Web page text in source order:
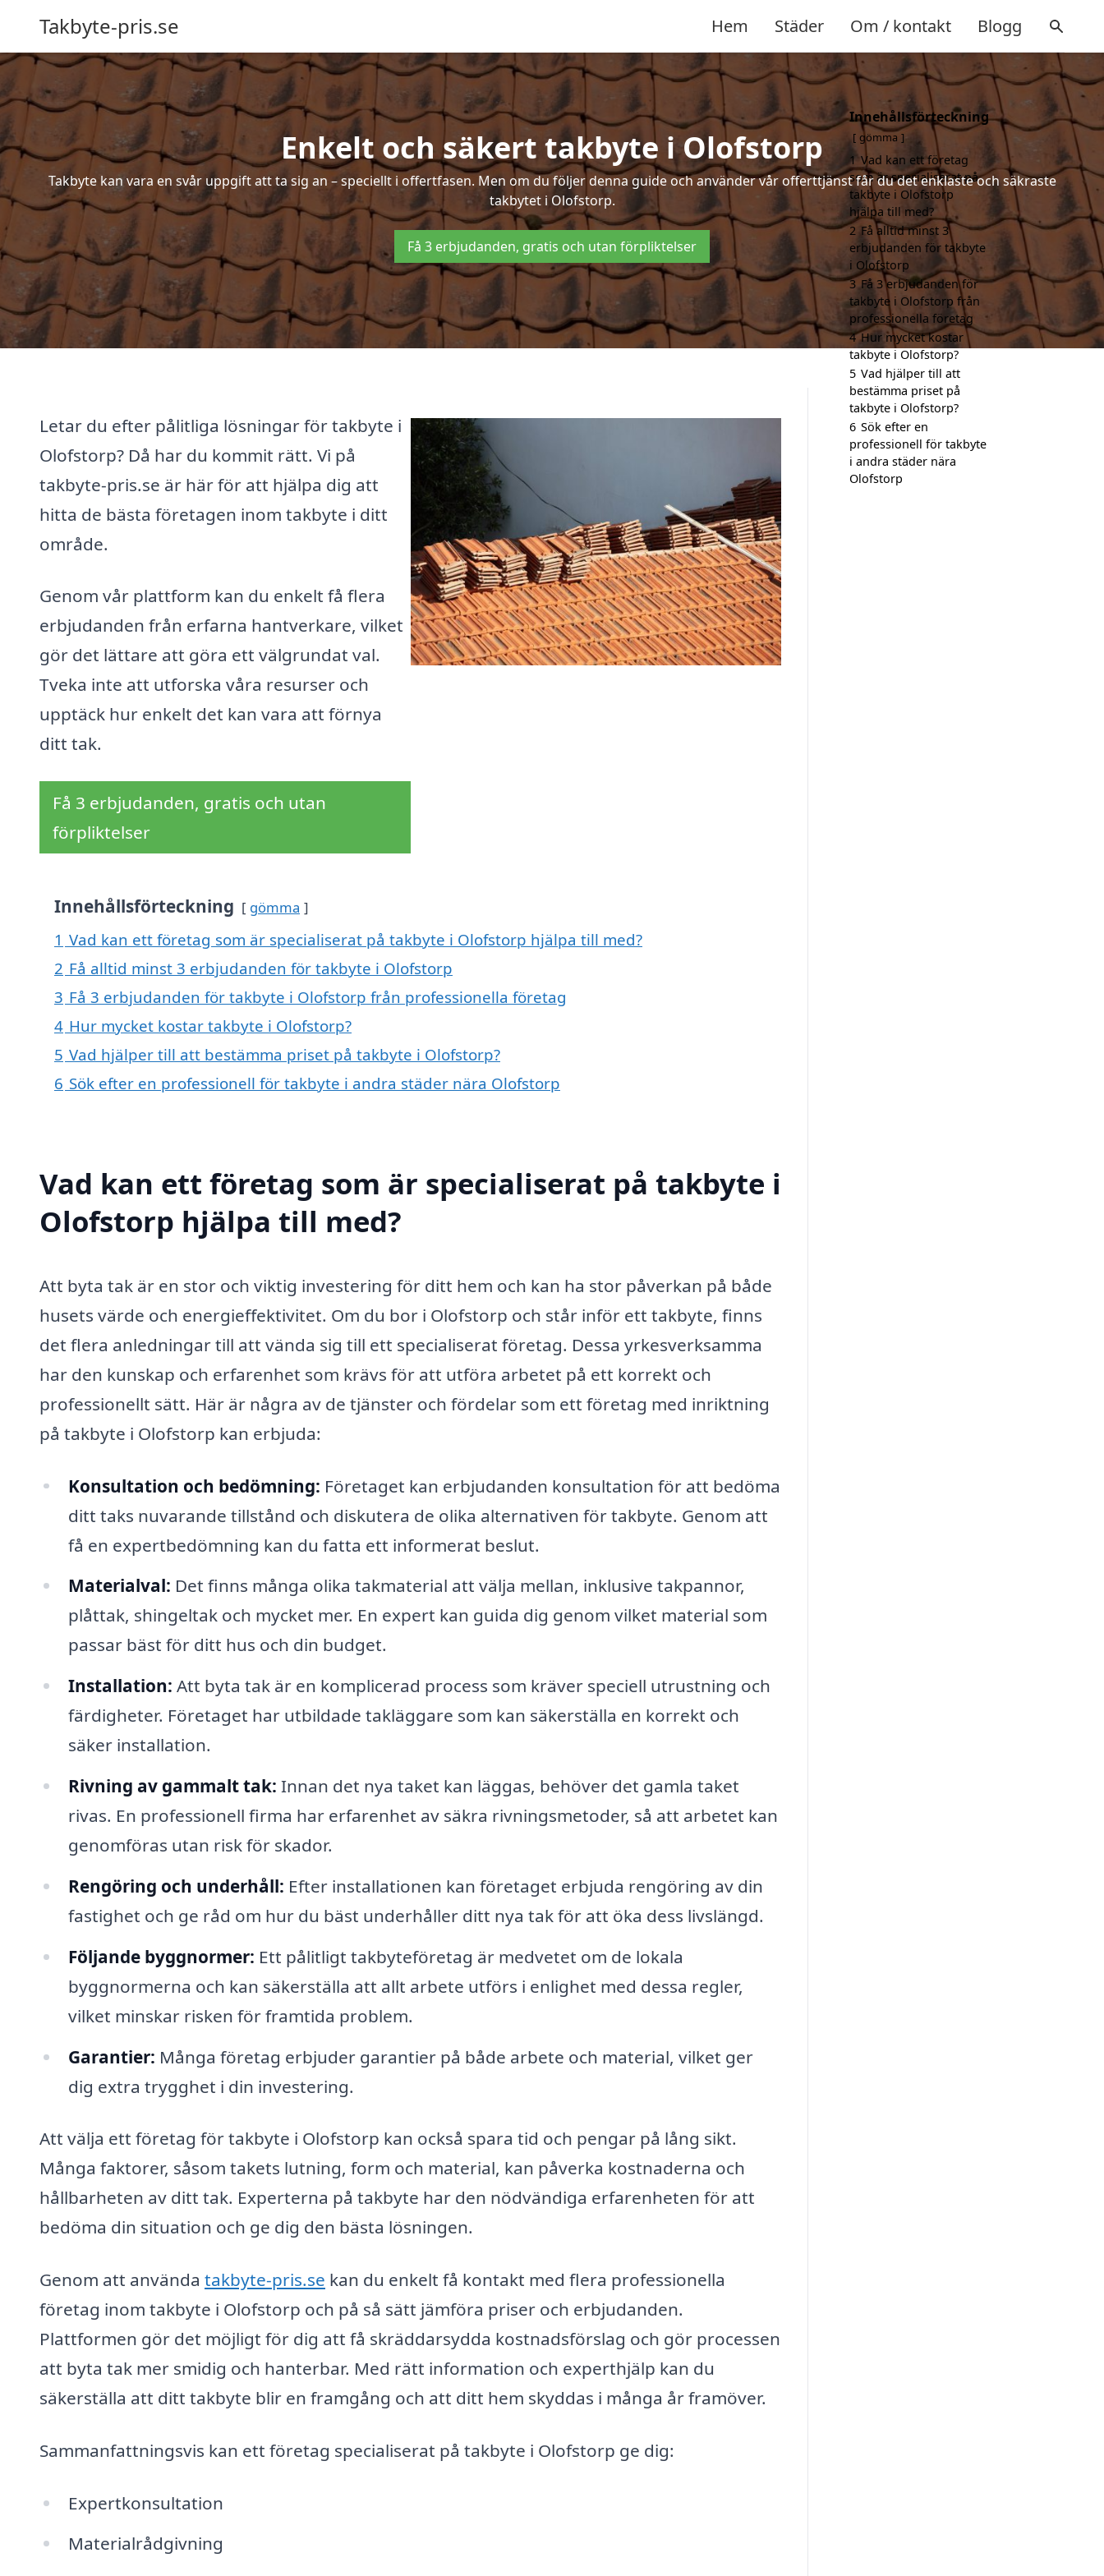
Takbyte-pris.se Hem Städer Om / kontakt Blogg
Enkelt och säkert takbyte i Olofstorp
Takbyte kan vara en svår uppgift att ta sig an – speciellt i offertfasen. Men om du följer denna guide och använder vår offerttjänst får du det enklaste och säkraste
takbytet i Olofstorp.
Få 3 erbjudanden, gratis och utan förpliktelser
Letar du efter pålitliga lösningar för takbyte i
Olofstorp? Då har du kommit rätt. Vi på
takbyte-pris.se är här för att hjälpa dig att
hitta de bästa företagen inom takbyte i ditt
område.
Genom vår plattform kan du enkelt få flera
erbjudanden från erfarna hantverkare, vilket
gör det lättare att göra ett välgrundat val.
Tveka inte att utforska våra resurser och
upptäck hur enkelt det kan vara att förnya
ditt tak.
Få 3 erbjudanden, gratis och utan
förpliktelser
Innehållsförteckning gömma
1 Vad kan ett företag som är specialiserat på takbyte i Olofstorp hjälpa till med?
2 Få alltid minst 3 erbjudanden för takbyte i Olofstorp
3 Få 3 erbjudanden för takbyte i Olofstorp från professionella företag
4 Hur mycket kostar takbyte i Olofstorp?
5 Vad hjälper till att bestämma priset på takbyte i Olofstorp?
6 Sök efter en professionell för takbyte i andra städer nära Olofstorp
Vad kan ett företag som är specialiserat på takbyte i
Olofstorp hjälpa till med?
Att byta tak är en stor och viktig investering för ditt hem och kan ha stor påverkan på både
husets värde och energieffektivitet. Om du bor i Olofstorp och står inför ett takbyte, finns
det flera anledningar till att vända sig till ett specialiserat företag. Dessa yrkesverksamma
har den kunskap och erfarenhet som krävs för att utföra arbetet på ett korrekt och
professionellt sätt. Här är några av de tjänster och fördelar som ett företag med inriktning
på takbyte i Olofstorp kan erbjuda:
Konsultation och bedömning: Företaget kan erbjudanden konsultation för att bedöma
ditt taks nuvarande tillstånd och diskutera de olika alternativen för takbyte. Genom att
få en expertbedömning kan du fatta ett informerat beslut.
Materialval: Det finns många olika takmaterial att välja mellan, inklusive takpannor,
plåttak, shingeltak och mycket mer. En expert kan guida dig genom vilket material som
passar bäst för ditt hus och din budget.
Installation: Att byta tak är en komplicerad process som kräver speciell utrustning och
färdigheter. Företaget har utbildade takläggare som kan säkerställa en korrekt och
säker installation.
Rivning av gammalt tak: Innan det nya taket kan läggas, behöver det gamla taket
rivas. En professionell firma har erfarenhet av säkra rivningsmetoder, så att arbetet kan
genomföras utan risk för skador.
Rengöring och underhåll: Efter installationen kan företaget erbjuda rengöring av din
fastighet och ge råd om hur du bäst underhåller ditt nya tak för att öka dess livslängd.
Följande byggnormer: Ett pålitligt takbyteföretag är medvetet om de lokala
byggnormerna och kan säkerställa att allt arbete utförs i enlighet med dessa regler,
vilket minskar risken för framtida problem.
Garantier: Många företag erbjuder garantier på både arbete och material, vilket ger
dig extra trygghet i din investering.
Att välja ett företag för takbyte i Olofstorp kan också spara tid och pengar på lång sikt.
Många faktorer, såsom takets lutning, form och material, kan påverka kostnaderna och
hållbarheten av ditt tak. Experterna på takbyte har den nödvändiga erfarenheten för att
bedöma din situation och ge dig den bästa lösningen.
Genom att använda takbyte-pris.se kan du enkelt få kontakt med flera professionella
företag inom takbyte i Olofstorp och på så sätt jämföra priser och erbjudanden.
Plattformen gör det möjligt för dig att få skräddarsydda kostnadsförslag och gör processen
att byta tak mer smidig och hanterbar. Med rätt information och experthjälp kan du
säkerställa att ditt takbyte blir en framgång och att ditt hem skyddas i många år framöver.
Sammanfattningsvis kan ett företag specialiserat på takbyte i Olofstorp ge dig:
Expertkonsultation
Materialrådgivning
Innehållsförteckning
gömma
1 Vad kan ett företag
som är specialiserat på
takbyte i Olofstorp
hjälpa till med?
2 Få alltid minst 3
erbjudanden för takbyte
i Olofstorp
3 Få 3 erbjudanden för
takbyte i Olofstorp från
professionella företag
4 Hur mycket kostar
takbyte i Olofstorp?
5 Vad hjälper till att
bestämma priset på
takbyte i Olofstorp?
6 Sök efter en
professionell för takbyte
i andra städer nära
Olofstorp